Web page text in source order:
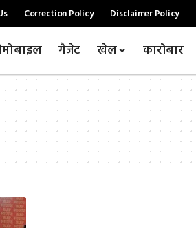
Correction Policy Disclaimer Policy
गैजेट खेल कारोबार